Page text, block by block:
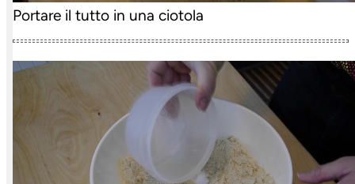
Portare il tutto in una ciotola